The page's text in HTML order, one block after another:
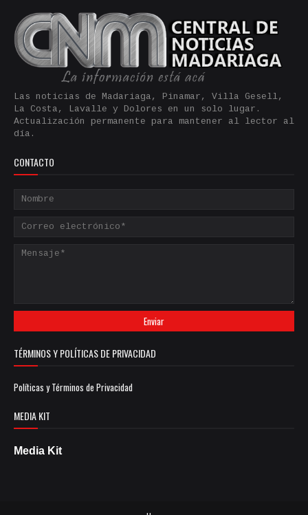
Las noticias de Madariaga, Pinamar, Villa Gesell,
La Costa, Lavalle y Dolores en un solo lugar.
Actualización permanente para mantener al lector al
día.
CONTACTO
TÉRMINOS Y POLÍTICAS DE PRIVACIDAD
Políticas y Términos de Privacidad
MEDIA KIT
Media Kit